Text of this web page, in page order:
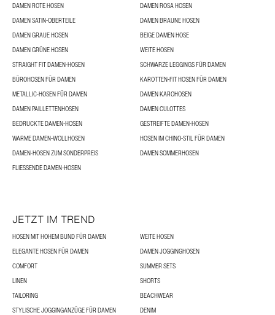
DAMEN ROTE HOSEN
DAMEN ROSA HOSEN
DAMEN SATIN-OBERTEILE
DAMEN BRAUNE HOSEN
DAMEN GRAUE HOSEN
BEIGE DAMEN HOSE
DAMEN GRÜNE HOSEN
WEITE HOSEN
STRAIGHT FIT DAMEN-HOSEN
SCHWARZE LEGGINGS FÜR DAMEN
BÜROHOSEN FÜR DAMEN
KAROTTEN-FIT HOSEN FÜR DAMEN
METALLIC-HOSEN FÜR DAMEN
DAMEN KAROHOSEN
DAMEN PAILLETTENHOSEN
DAMEN CULOTTES
BEDRUCKTE DAMEN-HOSEN
GESTREIFTE DAMEN-HOSEN
WARME DAMEN-WOLLHOSEN
HOSEN IM CHINO-STIL FÜR DAMEN
DAMEN-HOSEN ZUM SONDERPREIS
DAMEN SOMMERHOSEN
FLIESSENDE DAMEN-HOSEN
JETZT IM TREND
HOSEN MIT HOHEM BUND FÜR DAMEN
WEITE HOSEN
ELEGANTE HOSEN FÜR DAMEN
DAMEN JOGGINGHOSEN
COMFORT
SUMMER SETS
LINEN
SHORTS
TAILORING
BEACHWEAR
STYLISCHE JOGGINGANZÜGE FÜR DAMEN
DENIM